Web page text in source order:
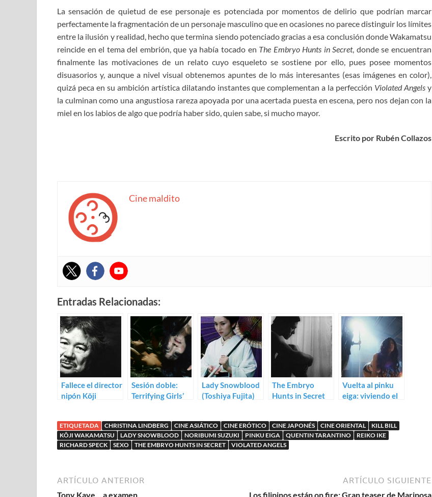
La sensación de quietud de ese personaje es potenciada por momentos de delirio que podrían marcar
perfectamente la fragmentación de un personaje masculino que en ocasiones no parece distinguir los límites
entre la ilusión y realidad, hecho que termina siendo potenciado gracias a esa conclusión donde Wakamatsu
reincide en el tema del embrión, que ya había tocado en The Embryo Hunts in Secret, donde se encuentran
finalmente las motivaciones de un relato cuyo esqueleto se sostiene por ello, pues posee momentos
disuasorios y, aunque a nivel visual obtenemos apuntes de lo más interesantes (esas imágenes en color),
quizá peca en su ambición artística dilatando instantes que complementan a la perfección Violated Angels y
la culminan como una angustiosa rareza apoyada por una acertada puesta en escena, pero nos dejan con la
miel en los labios de algo que podría haber sido, quien sabe, si mucho mayor.
Escrito por Rubén Collazos
Cine maldito
Entradas Relacionadas:
Fallece el director
nipón Kōji
Sesión doble:
Terrifying Girls’
Prisoner #701:
Scorpion (1972)
Lady Snowblood
(Toshiya Fujita)
The Embryo
Hunts in Secret
Vuelta al pinku
eiga: viviendo el
ETIQUETADA CHRISTINA LINDBERG CINE ASIÁTICO CINE ERÓTICO CINE JAPONÉS CINE ORIENTAL
KILL BILL
KÔJI WAKAMATSU
LADY SNOWBLOOD NORIBUMI SUZUKI PINKU EIGA QUENTIN TARANTINO
REIKO IKE
RICHARD SPECK
SEXO THE EMBRYO HUNTS IN SECRET VIOLATED ANGELS
ARTÍCULO ANTERIOR
Tony Kaye… a examen
ARTÍCULO SIGUIENTE
Los filipinos están on fire: Gran teaser de Mariposa